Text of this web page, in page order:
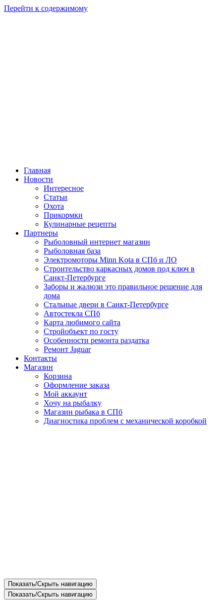
Перейти к содержимому
Главная
Новости
Интересное
Статьи
Охота
Прикормки
Кулинарные рецепты
Партнеры
Рыболовный интернет магазин
Рыболовная база
Электромоторы Minn Kota в СПб и ЛО
Строительство каркасных домов под ключ в
Санкт-Петербурге
Заборы и жалюзи это правильное решение для
дома
Стальные двери в Санкт-Петербурге
Автостекла СПб
Карта любимого сайта
Стройобъект по госту
Особенности ремонта раздатка
Ремонт Jaguar
Контакты
Магазин
Корзина
Оформление заказа
Мой аккаунт
Хочу на рыбалку
Магазин рыбака в СПб
Диагностика проблем с механической коробкой
Показать/Скрыть навигацию
Показать/Скрыть навигацию